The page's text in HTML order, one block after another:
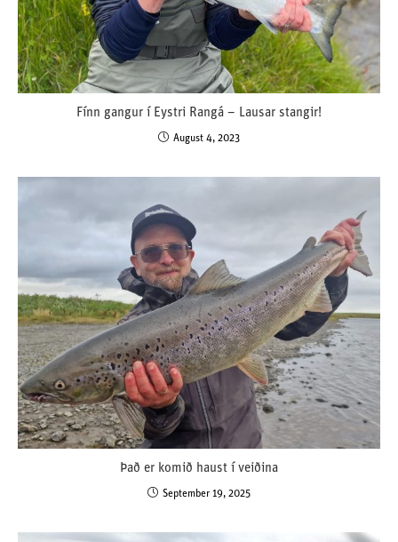
Fínn gangur í Eystri Rangá – Lausar stangir!
August 4, 2023
Það er komið haust í veiðina
September 19, 2025